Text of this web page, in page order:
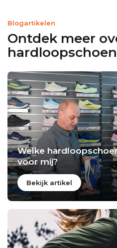
Blogartikelen
Ontdek meer
Welke
voor mij?
Bekijk artikel